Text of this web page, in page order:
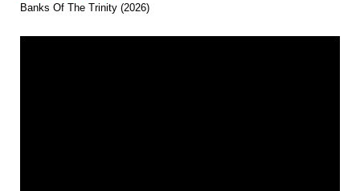
Banks Of The Trinity (2026)